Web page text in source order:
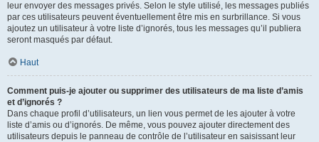
leur envoyer des messages privés. Selon le style utilisé, les messages publiés
par ces utilisateurs peuvent éventuellement être mis en surbrillance. Si vous
ajoutez un utilisateur à votre liste d’ignorés, tous les messages qu’il publiera
seront masqués par défaut.
Haut
Comment puis-je ajouter ou supprimer des utilisateurs de ma liste d’amis
et d’ignorés ?
Dans chaque profil d’utilisateurs, un lien vous permet de les ajouter à votre
liste d’amis ou d’ignorés. De même, vous pouvez ajouter directement des
utilisateurs depuis le panneau de contrôle de l’utilisateur en saisissant leur